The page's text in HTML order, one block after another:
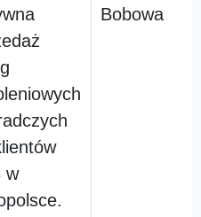
w
Bobowa